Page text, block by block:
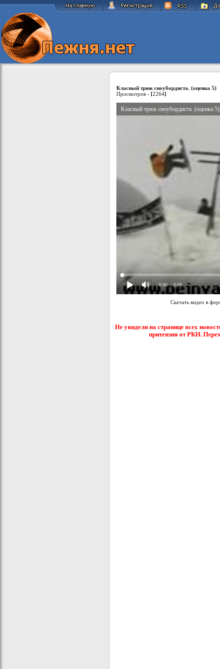
Класный трюк сноубордиста. (оценка 5)
Просмотров - [2264]
Класный трюк сноубордиста. (оценка 5)
0:00 / 0:00
Скачать видео в
Не увидели на странице всех
притензия от РКН.